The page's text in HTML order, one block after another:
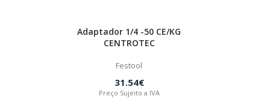
Adaptador 1/4 -50 CE/KG
CENTROTEC
Festool
31.54€
Preço Sujeito a IVA